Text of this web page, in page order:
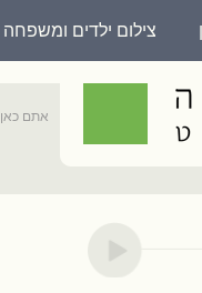
צילום ילדים ומשפחה
אתם כאן